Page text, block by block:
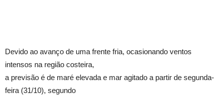
Devido ao avanço de uma frente fria, ocasionando ventos
intensos na região costeira,
a previsão é de maré elevada e mar agitado a partir de segunda-
feira (31/10), segundo